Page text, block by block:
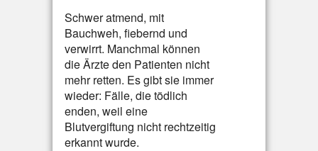
Schwer atmend, mit
Bauchweh, fiebernd und
verwirrt. Manchmal können
die Ärzte den Patienten nicht
mehr retten. Es gibt sie immer
wieder: Fälle, die tödlich
enden, weil eine
Blutvergiftung nicht rechtzeitig
erkannt wurde.